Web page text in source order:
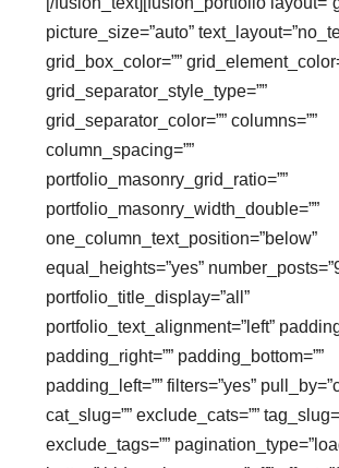
picture_size=”auto”
grid_box_color=””
grid_separator_style_type=””
grid_separator_color=”” columns=””
column_spacing=””
portfolio_masonry_grid_ratio=””
portfolio_masonry_width_double=””
one_column_text_position=”below”
equal_heights=”yes”
portfolio_title_display=”all”
portfolio_text_alignment=”left”
padding_right=”” padding_bottom=””
padding_left=”” filters=”yes”
cat_slug=”” exclude_cats=””
exclude_tags=””